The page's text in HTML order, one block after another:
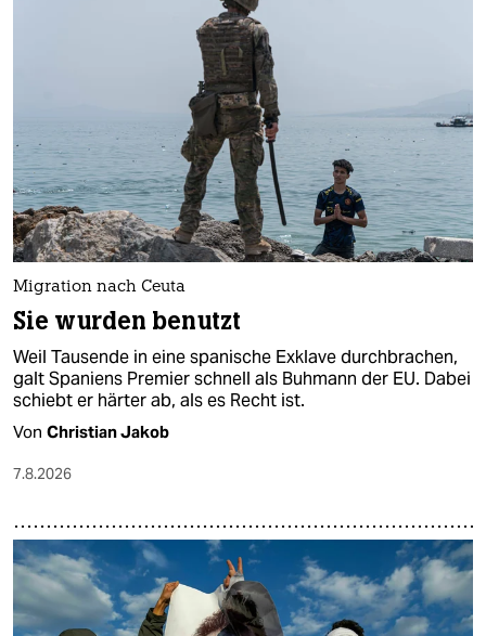
Migration nach Ceuta
Sie wurden benutzt
Weil Tausende in eine spanische Exklave durchbrachen,
galt Spaniens Premier schnell als Buhmann der EU. Dabei
schiebt er härter ab, als es Recht ist.
Von Christian Jakob
7.8.2026